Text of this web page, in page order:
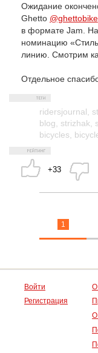
Ожидание
Ghetto
в формате Jam.
номинацию
линию. Смотрим
Отдельное
ridersjournal
blog
strizhak
bicycles
+33
1
Войти
Регистрация
О
О